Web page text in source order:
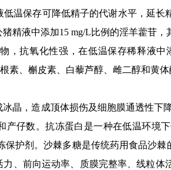
低温保存可降低精子的代谢水平，延
精液中添加15 mg/L比例的淫羊藿苷
，抗氧化性强，在低温保存稀释液
素、槲皮素、白藜芦醇、雌二醇和黄
，造成顶体损伤及细胞膜通透性下
仔数。抗冻蛋白是一种在低温环境
护剂。沙棘多糖是传统药用食品沙棘
、前向运动率、质膜完整率、线粒